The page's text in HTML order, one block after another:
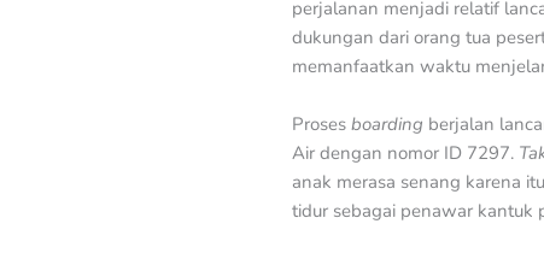
perjalanan menjadi relatif
dukungan dari orang tua
memanfaatkan waktu
Proses boarding berjalan
Air dengan nomor ID 7297.
anak merasa senang karena
tidur sebagai penawar kantuk